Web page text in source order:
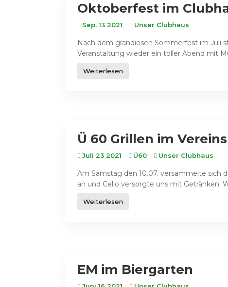
Oktoberfest im
Sep. 13 2021 Unser Clubhaus
Nach dem grandiosen Sommerfest im Juli
Veranstaltung wieder ein toller Abend mit
Weiterlesen
Ü 60 Grillen im
Juli 23 2021 Ü60 Unser Clubhaus
Am Samstag den 10.07. versammelte sich
an und Cello versorgte uns mit Getränken.
Weiterlesen
EM im Biergarten